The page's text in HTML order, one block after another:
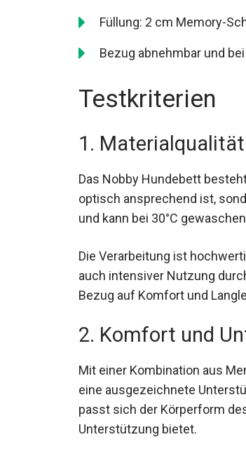
Füllung: 2 cm Memory-
Bezug abnehmbar und
Testkriterien
1.
Das Nobby Hundebett
optisch ansprechend ist,
und kann bei 30°C
Die Verarbeitung ist
auch intensiver Nutzung
Bezug auf Komfort und
2. Komfort und
Mit einer Kombination aus
eine ausgezeichnete
passt sich der Körperform
Unterstützung bietet.